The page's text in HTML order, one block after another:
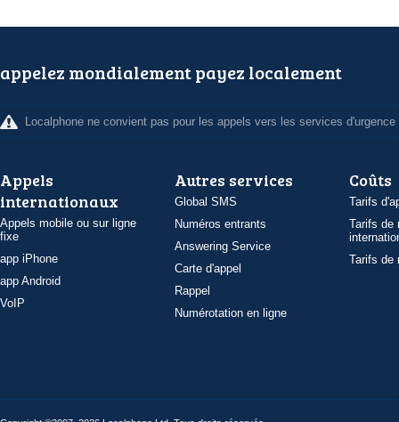
appelez mondialement payez localement
Localphone ne convient pas pour les appels vers les services d'urgence
Appels
internationaux
Appels mobile ou sur ligne
fixe
app iPhone
app Android
VoIP
Autres services
Global SMS
Numéros entrants
Answering Service
Carte d'appel
Rappel
Numérotation en ligne
Coûts
Tarifs
Tarifs de
Tarifs de